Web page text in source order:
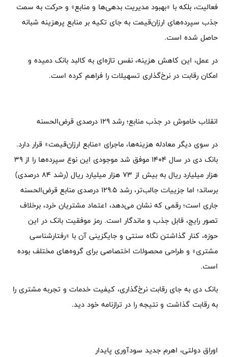
فعالیت، بلکه با «بهبود مدیریت بدهی‌ها و منابع» و حرکت به سمت
جذب سپرده‌های ارزان‌قیمت به جای تکیه بر منابع پرهزینه شبانه
حاصل شده است.
در عمل، این کاهش هزینه، نفس تازه‌ای به کالبد بانک دمیده و
امکان رقابت در نرخ‌گذاری تسهیلات را فراهم کرده است.
انقلاب خاموش در جذب منابع؛ رشد ۱۲۹ درصدی قرض‌الحسنه
در سوی دیگر معادله هزینه‌ها، ماجرای «منابع ارزان‌قیمت» قرار دارد.
بانک دی در سال ۱۴۰۴ موفق شد موجودی این نوع سپرده‌ها را از ۳۹
هزار میلیارد ریال به بیش از ۷۳ هزار میلیارد ریال (رشد ۸۴ درصدی)
برساند؛ اما جزییات جالب‌تر، رشد ۱۲۹.۵ درصدی منابع قرض‌الحسنه
جاری است؛ رقمی که نشان می‌دهد، اعتماد مشتریان خرد، برخلاف
تصور رایج، قابل جذب و ماندگار است. رمز موفقیت بانک در این
حوزه، کنار گذاشتن نگاه سنتی و جایگزینی آن با «رفتارشناسی
مشتری» و طراحی محصولات اختصاصی برای گروه‌های مختلف بوده
است.
بانک دی به جای رقابت نرخ‌گذاری، کیفیت خدمات و تجربه مشتری را
به رقابت گذاشت و نتیجه را در ترازنامه خود دید.
اوراق دولتی، اهرم جدید سودآوری پایدار